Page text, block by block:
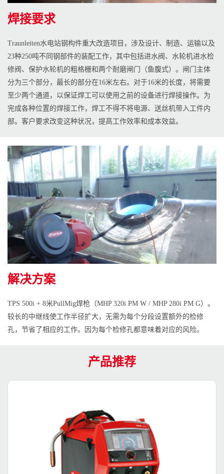
焊接要求
Traunleiten水电站钢构件重大改造项目，涉及设计、制造、运输以及
23种250吨不同钢部件的装配工作，其中包括进水阀、水轮机进水检
修阀、保护水轮机的粗格栅和两个耐磨闸门（鱼腹式）。闸门主体
分为三个部分，最长的部分在16米左右。对于16米的长度，将需要
至少两个通道，以保证焊工可以使用之前的设备进行焊接操作。为
完成各种位置的焊接工作，焊工不得不将电源、送丝机带入工件内
部。客户要求改变这种状况，提高工作效率和成本效益。
解决方案
TPS 500i + 8米PullMig焊枪（MHP 320i PM W / MHP 280i PM G）。
较长的中继线使工作半径扩大，无需为每个分段设置额外的检修
孔，节省了相应的工作。因为每个检修孔都意味着对应的风险。
产品推荐